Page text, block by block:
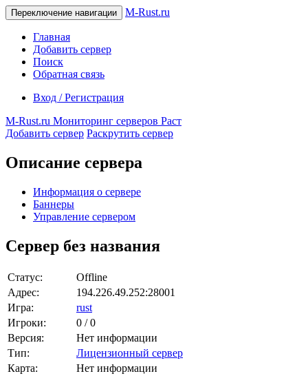
Переключение навигации M-Rust.ru
Главная
Добавить сервер
Поиск
Обратная связь
Вход / Регистрация
M-Rust.ru Мониторинг серверов Раст
Добавить сервер Раскрутить сервер
Описание сервера
Информация о сервере
Баннеры
Управление сервером
Сервер без названия
Статус:
Offline
Адрес:
194.226.49.252:28001
Игра:
rust
Игроки:
0 / 0
Версия:
Нет информации
Тип:
Лицензионный сервер
Карта:
Нет информации